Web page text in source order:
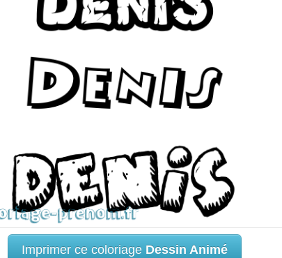
Imprimer ce coloriage Dessin Animé